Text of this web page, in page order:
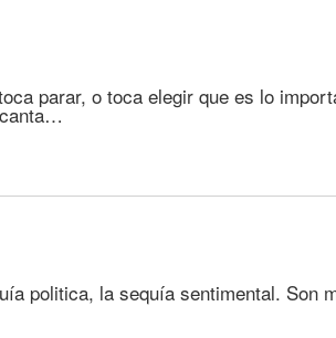
parar, o toca elegir que es lo
politica, la sequía sentimental. Son